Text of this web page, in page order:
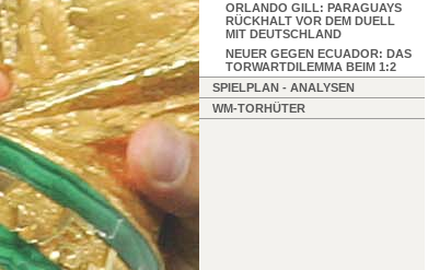
ORLANDO GILL: PARAGUAYS
RÜCKHALT VOR DEM DUELL
MIT DEUTSCHLAND
NEUER GEGEN ECUADOR: DAS
TORWARTDILEMMA BEIM 1:2
SPIELPLAN - ANALYSEN
WM-TORHÜTER